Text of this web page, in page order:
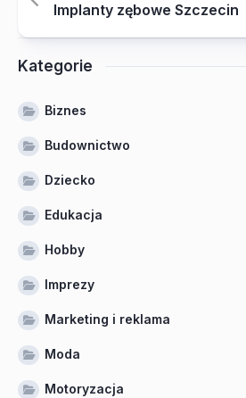
Implanty zębowe Szczecin
Kategorie
Biznes
Budownictwo
Dziecko
Edukacja
Hobby
Imprezy
Marketing i reklama
Moda
Motoryzacja